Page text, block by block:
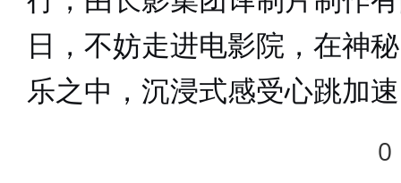
日，不妨走进电影院，在神
乐之中， 沉浸式感受心跳加
0